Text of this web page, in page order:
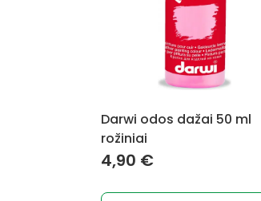
Darwi odos dažai 50 ml
rožiniai
4,90 €